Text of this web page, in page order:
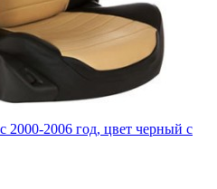
2000-2006 год, цвет черный с